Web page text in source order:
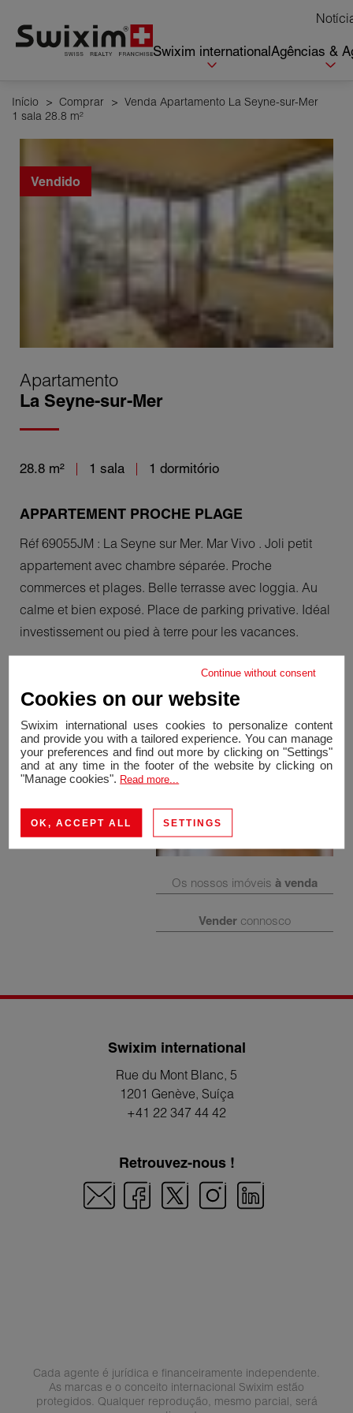
Swixim internationalAgências &
Início > Comprar > Venda Apartamento La Seyne-sur-Mer
1 sala 28.8 m²
Vendido
Apartamento
La Seyne-sur-Mer
28.8 m² 1 sala 1 dormitório
APPARTEMENT PROCHE PLAGE
Réf 69055JM : La Seyne sur Mer. Mar Vivo . Joli petit
appartement avec chambre séparée. Proche
commerces et plages. Belle terrasse avec loggia. Au
calme et bien exposé. Place de parking privative. Idéal
investissement ou pied à terre pour les vacances.
Os nossos imóveis à venda
Vender connosco
Swixim international
Rue du Mont Blanc, 5
1201 Genève, Suíça
+41 22 347 44 42
Retrouvez-nous !
Cada agente é jurídica e financeiramente independente.
As marcas e o conceito internacional Swixim estão
protegidos. Qualquer reprodução, mesmo parcial, será
Continue without consent
Cookies on our website
Swixim international uses cookies to personalize content
and provide you with a tailored experience. You can manage
your preferences and find out more by clicking on "Settings"
and at any time in the footer of the website by clicking on
"Manage cookies". Read more...
OK, ACCEPT ALL SETTINGS